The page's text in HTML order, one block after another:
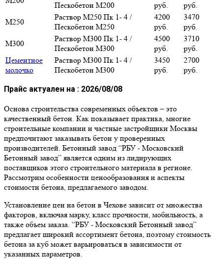
Пескобетон М200 руб.
руб.
М250
Раствор М250 Пк 1- 4 /
Пескобетон М250
4200
руб.
3470
руб.
М300
Раствор М300 Пк 1- 4 /
Пескобетон М300
4500
руб.
3710
руб.
Цементное
молочко
Раствор М300 Пк 1- 4 /
Пескобетон М300
3450
руб.
2700
руб.
Прайс актуален на : 2026/08/08
Основа строительства современных объектов – это
качественный бетон. Как показывает практика, многие
строительные компании и частные застройщики Москвы
предпочитают заказывать бетон у проверенных
производителей. Бетонный завод “РБУ - Московский
Бетонный завод” является одним из лидирующих
поставщиков этого строительного материала в регионе.
Рассмотрим особенности ценообразования и аспекты
стоимости бетона, предлагаемого заводом.
Установление цен на бетон в Чехове зависит от множества
факторов, включая марку, класс прочности, мобильность, а
также объем заказа. “РБУ - Московский Бетонный завод”
предлагает широкий ассортимент бетона, поэтому стоимость
бетона за куб может варьироваться в зависимости от
указанных параметров.